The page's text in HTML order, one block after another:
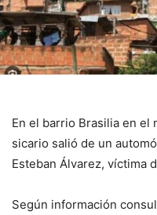
En el barrio Brasilia en
sicario salió de un
Esteban Álvarez, víctima
Según información